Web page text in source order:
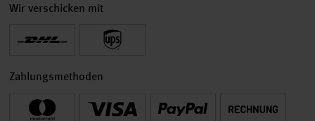
Wir verschicken mit
Zahlungsmethoden